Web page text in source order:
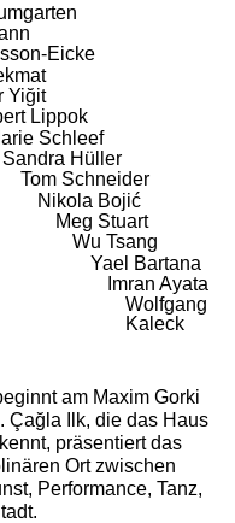
Eicke
Yiğit
Lippok
Schleef
Sandra Hüller
Tom Schneider
Nikola Bojić
Meg Stuart
Wu Tsang
Yael Bartana
Imran Ayata
Wolfgang
Kaleck
am Maxim Gorki
Çağla Ilk, die das Haus
präsentiert das
Ort zwischen
Performance, Tanz,